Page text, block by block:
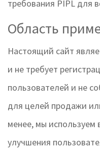
требования PIPL для
Область
Настоящий сайт
и не требует
пользователей и не
для целей продажи
менее, мы используем
улучшения